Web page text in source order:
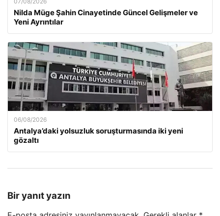
Nilda Müge Şahin Cinayetinde Güncel Gelişmeler ve
Yeni Ayrıntılar
06/08/2026
Antalya’daki yolsuzluk soruşturmasında iki yeni
gözaltı
Bir yanıt yazın